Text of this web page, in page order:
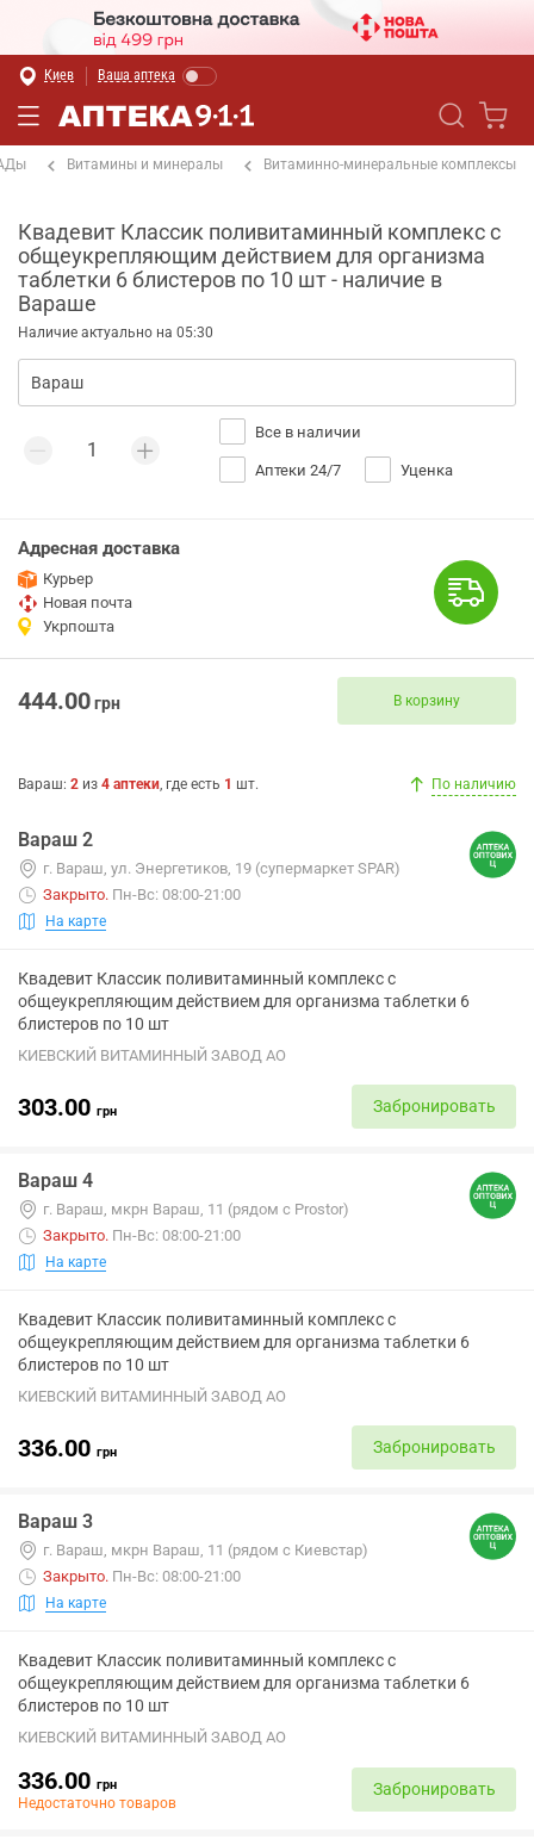
Киев Ваша аптека
Витамины и минералы Витаминно-минеральные комплексы
Квадевит Классик поливитаминный комплекс с
общеукрепляющим действием для организма
таблетки 6 блистеров по 10 шт - наличие в
Вараше
Наличие актуально на 05:30
Все в наличии
Аптеки 24/7 Уценка
Адресная доставка
Курьер
Новая почта
Укрпошта
444.00грн В корзину
Вараш: 2 из 4 аптеки, где есть 1 шт. По наличию
Вараш 2
г. Вараш, ул. Энергетиков, 19 (супермаркет SPAR)
Закрыто. Пн-Вс: 08:00-21:00
На карте
Квадевит Классик поливитаминный комплекс с
общеукрепляющим действием для организма таблетки 6
блистеров по 10 шт
КИЕВСКИЙ ВИТАМИННЫЙ ЗАВОД АО
303.00 грн Забронировать
Вараш 4
г. Вараш, мкрн Вараш, 11 (рядом с Prostor)
Закрыто. Пн-Вс: 08:00-21:00
На карте
Квадевит Классик поливитаминный комплекс с
общеукрепляющим действием для организма таблетки 6
блистеров по 10 шт
КИЕВСКИЙ ВИТАМИННЫЙ ЗАВОД АО
336.00 грн Забронировать
Вараш 3
г. Вараш, мкрн Вараш, 11 (рядом с Киевстар)
Закрыто. Пн-Вс: 08:00-21:00
На карте
Квадевит Классик поливитаминный комплекс с
общеукрепляющим действием для организма таблетки 6
блистеров по 10 шт
КИЕВСКИЙ ВИТАМИННЫЙ ЗАВОД АО
336.00 грн
Недостаточно товаров
Забронировать